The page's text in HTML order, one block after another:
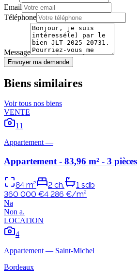
Email
Téléphone
Message
Envoyer ma demande
Biens similaires
Voir tous nos biens
VENTE
11
Appartement—
Appartement - 83,96 m² - 3 pièces
84 m² 2 ch. 1 sdb
360 000 €4 286 €/m²
Na
Non a.
LOCATION
4
Appartement — Saint-Michel
Bordeaux